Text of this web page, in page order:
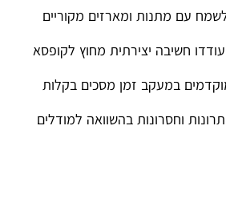
עם מתנות ומארזים מקוריים
במעקב זמן מסכים בקלות
וחסרונות בהשוואה למודלים